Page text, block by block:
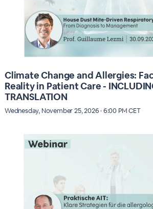
Climate Change and Allergies:
Reality in Patient Care -
TRANSLATION
Wednesday, November 25, 2026 · 6:00 PM CET